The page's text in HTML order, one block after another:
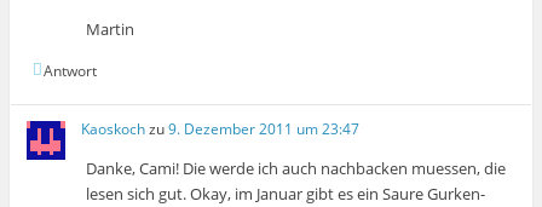
Martin
Antwort
Kaoskochzu9. Dezember 2011 um 23:47
Danke, Cami! Die werde ich auch nachbacken muessen, die
lesen sich gut. Okay, im Januar gibt es ein Saure Gurken-